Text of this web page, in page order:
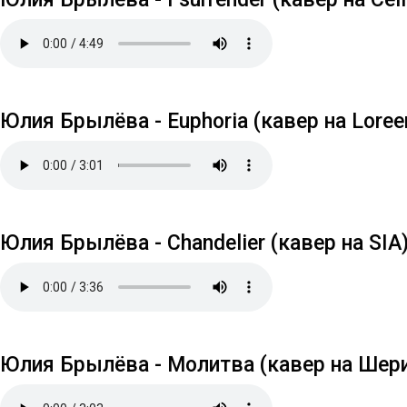
Юлия Брылёва - Euphoria (кавер на
Юлия Брылёва - Chandelier (кавер на SIA)
Юлия Брылёва - Молитва (кавер на